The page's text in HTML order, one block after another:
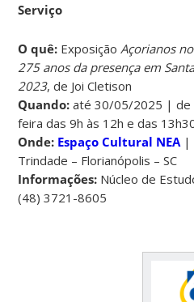
Serviço
O quê: Exposição Açorianos
275 anos da presença em
2023, de Joi Cletison
Quando: até 30/05/2025 | de
feira das 9h às 12h e das
Onde: Espaço Cultural NEA |
Trindade – Florianópolis – SC
Informações: Núcleo de
(48) 3721-8605